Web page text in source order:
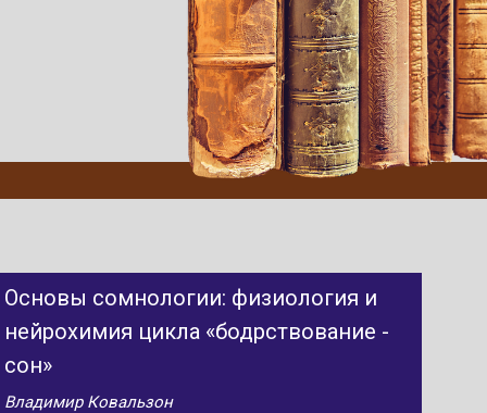
Основы сомнологии: физиология и
нейрохимия цикла «бодрствование -
сон»
Владимир Ковальзон